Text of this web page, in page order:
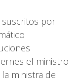
por
el ministro
ministra de